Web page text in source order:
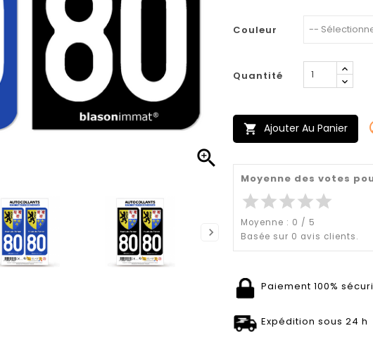

Couleur
Quantité
 Ajouter Au Panier
Moyenne des votes
starstarstarstarstar
Moyenne : 0 / 5
Basée sur 0 avis clients.
Paiement 100%
Expédition sous 24 h